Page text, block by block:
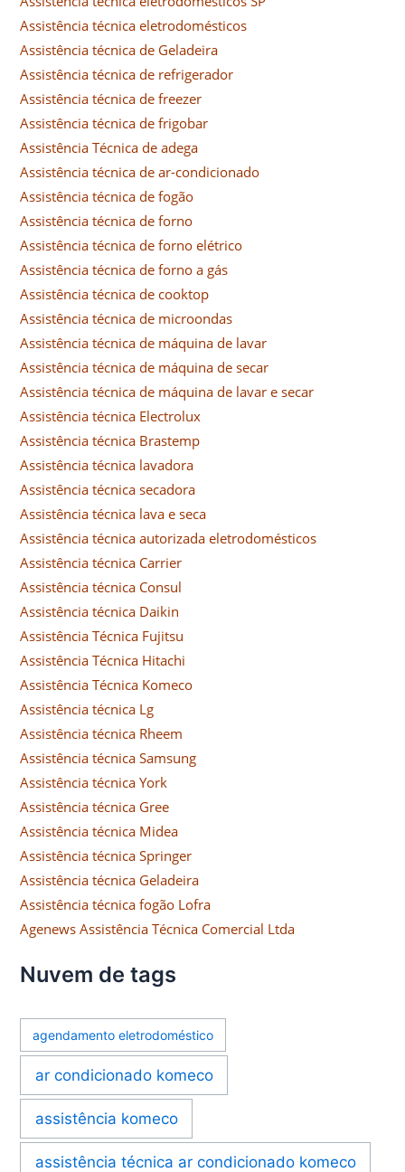
Assistência técnica eletrodomésticos
Assistência técnica de Geladeira
Assistência técnica de refrigerador
Assistência técnica de freezer
Assistência técnica de frigobar
Assistência Técnica de adega
Assistência técnica de ar-condicionado
Assistência técnica de fogão
Assistência técnica de forno
Assistência técnica de forno elétrico
Assistência técnica de forno a gás
Assistência técnica de cooktop
Assistência técnica de microondas
Assistência técnica de máquina de lavar
Assistência técnica de máquina de secar
Assistência técnica de máquina de lavar e secar
Assistência técnica Electrolux
Assistência técnica Brastemp
Assistência técnica lavadora
Assistência técnica secadora
Assistência técnica lava e seca
Assistência técnica autorizada eletrodomésticos
Assistência técnica Carrier
Assistência técnica Consul
Assistência técnica Daikin
Assistência Técnica Fujitsu
Assistência Técnica Hitachi
Assistência Técnica Komeco
Assistência técnica Lg
Assistência técnica Rheem
Assistência técnica Samsung
Assistência técnica York
Assistência técnica Gree
Assistência técnica Midea
Assistência técnica Springer
Assistência técnica Geladeira
Assistência técnica fogão Lofra
Agenews Assistência Técnica Comercial Ltda
Nuvem de tags
agendamento eletrodoméstico
ar condicionado komeco
assistência komeco
assistência técnica ar condicionado komeco